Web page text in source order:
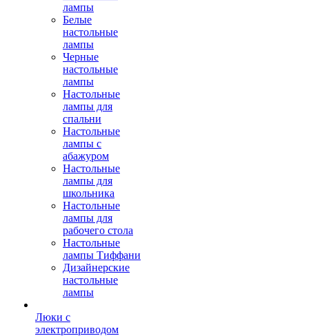
лампы
Белые
настольные
лампы
Черные
настольные
лампы
Настольные
лампы для
спальни
Настольные
лампы с
абажуром
Настольные
лампы для
школьника
Настольные
лампы для
рабочего стола
Настольные
лампы Тиффани
Дизайнерские
настольные
лампы
Люки с
электроприводом